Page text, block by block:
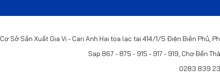
Cơ Sở Sản Xuất Gia Vị - Cari Anh Hai tọa lạc tại 414/1/5 Điện Biên Phủ,
Sạp 867 - 875 - 915 - 917 - 919, Chợ Bến
0283 839